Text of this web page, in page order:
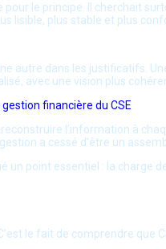
le principe. Il cherchait
lisible, plus stable et plus
autre dans les justificatifs.
avec une vision plus
financière du CSE.
l’information à
a cessé d’être un
point essentiel : la
le fait de comprendre